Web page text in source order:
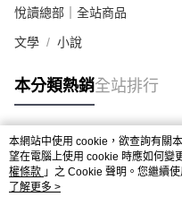
悅讀總部｜全站商品
文學 小說
本分類熱銷全站排行
熱門標籤
本網站中使用 cookie，欲查詢有關
望在電腦上使用 cookie 時應如何變
權條款 」之 Cookie 聲明。您繼續
用條款之 Cookie 聲明使用 cookie。
了解更多 >